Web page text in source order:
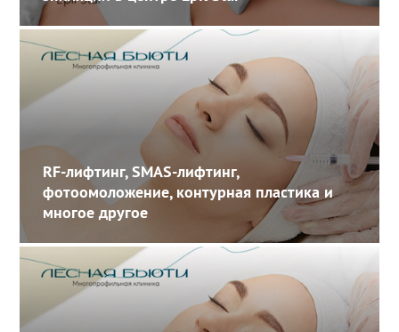
RF-лифтинг, SMAS-лифтинг,
фотоомоложение, контурная пластика и
многое другое